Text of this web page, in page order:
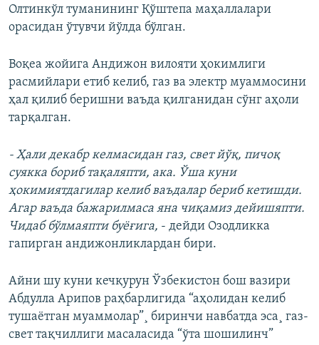
Олтинкўл туманининг Қўштепа маҳаллалари
орасидан ўтувчи йўлда бўлган.
Воқеа жойига Андижон вилояти ҳокимлиги
расмийлари етиб келиб, газ ва электр муаммосини
ҳал қилиб беришни ваъда қилганидан сўнг аҳоли
тарқалган.
- Ҳали декабр келмасидан газ, свет йўқ, пичоқ
суякка бориб тақаляпти, ака. Ўша куни
ҳокимиятдагилар келиб ваъдалар бериб кетишди.
Агар ваъда бажарилмаса яна чиқамиз дейишяпти.
Чидаб бўлмаяпти буёғига, - дейди Озодликка
гапирган андижонликлардан бири.
Айни шу куни кечқурун Ўзбекистон бош вазири
Абдулла Арипов раҳбарлигида “аҳолидан келиб
тушаëтган муаммолар”¸ биринчи навбатда эса¸ газ-
свет тақчиллиги масаласида “ўта шошилинч”